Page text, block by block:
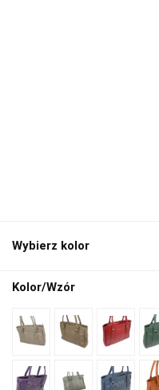
Wybierz kolor
Kolor/Wzór